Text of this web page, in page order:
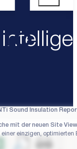
Sound Insulation
mit der neuen Site View
einzigen,